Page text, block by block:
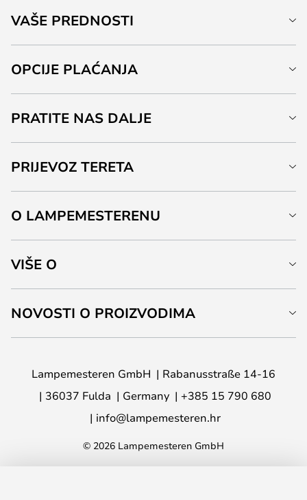
VAŠE PREDNOSTI
OPCIJE PLAĆANJA
PRATITE NAS DALJE
PRIJEVOZ TERETA
O LAMPEMESTERENU
VIŠE O
NOVOSTI O PROIZVODIMA
Lampemesteren GmbH
Rabanusstraße 14-16
36037 Fulda
Germany
+385 15 790 680
info@lampemesteren.hr
© 2026 Lampemesteren GmbH